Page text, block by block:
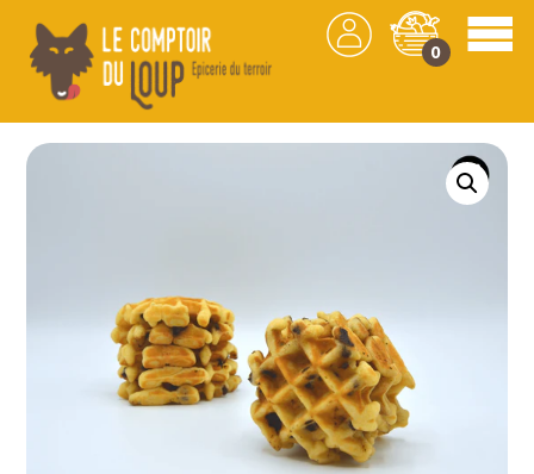
0
Les produits/Confiserie Gaufres
/ Galette à
l’ancienne au chocolat – Maison Valençon